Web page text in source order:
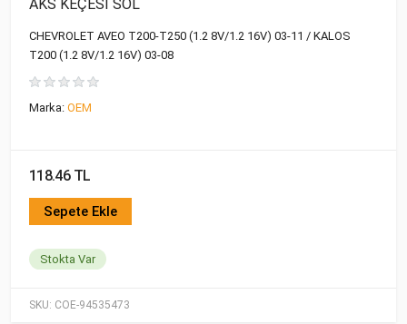
SKU: COE-94535473
AKS KEÇESİ SOL
CHEVROLET AVEO T200-T250 (1.2 8V/1.2 16V) 03-11 / KALOS
T200 (1.2 8V/1.2 16V) 03-08
Marka: OEM
118.46 TL
Sepete Ekle
Stokta Var